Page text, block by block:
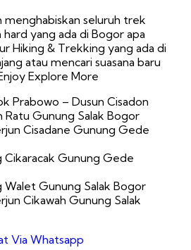
menghabiskan seluruh trek
yang ada di Bogor apa
Hiking & Trekking yang ada di
atau mencari suasana baru
Explore More
Prabowo – Dusun Cisadon
Ratu Gunung Salak Bogor
Cisadane Gunung Gede
Gunung Gede
Gunung Salak Bogor
Cikawah Gunung Salak
Via Whatsapp